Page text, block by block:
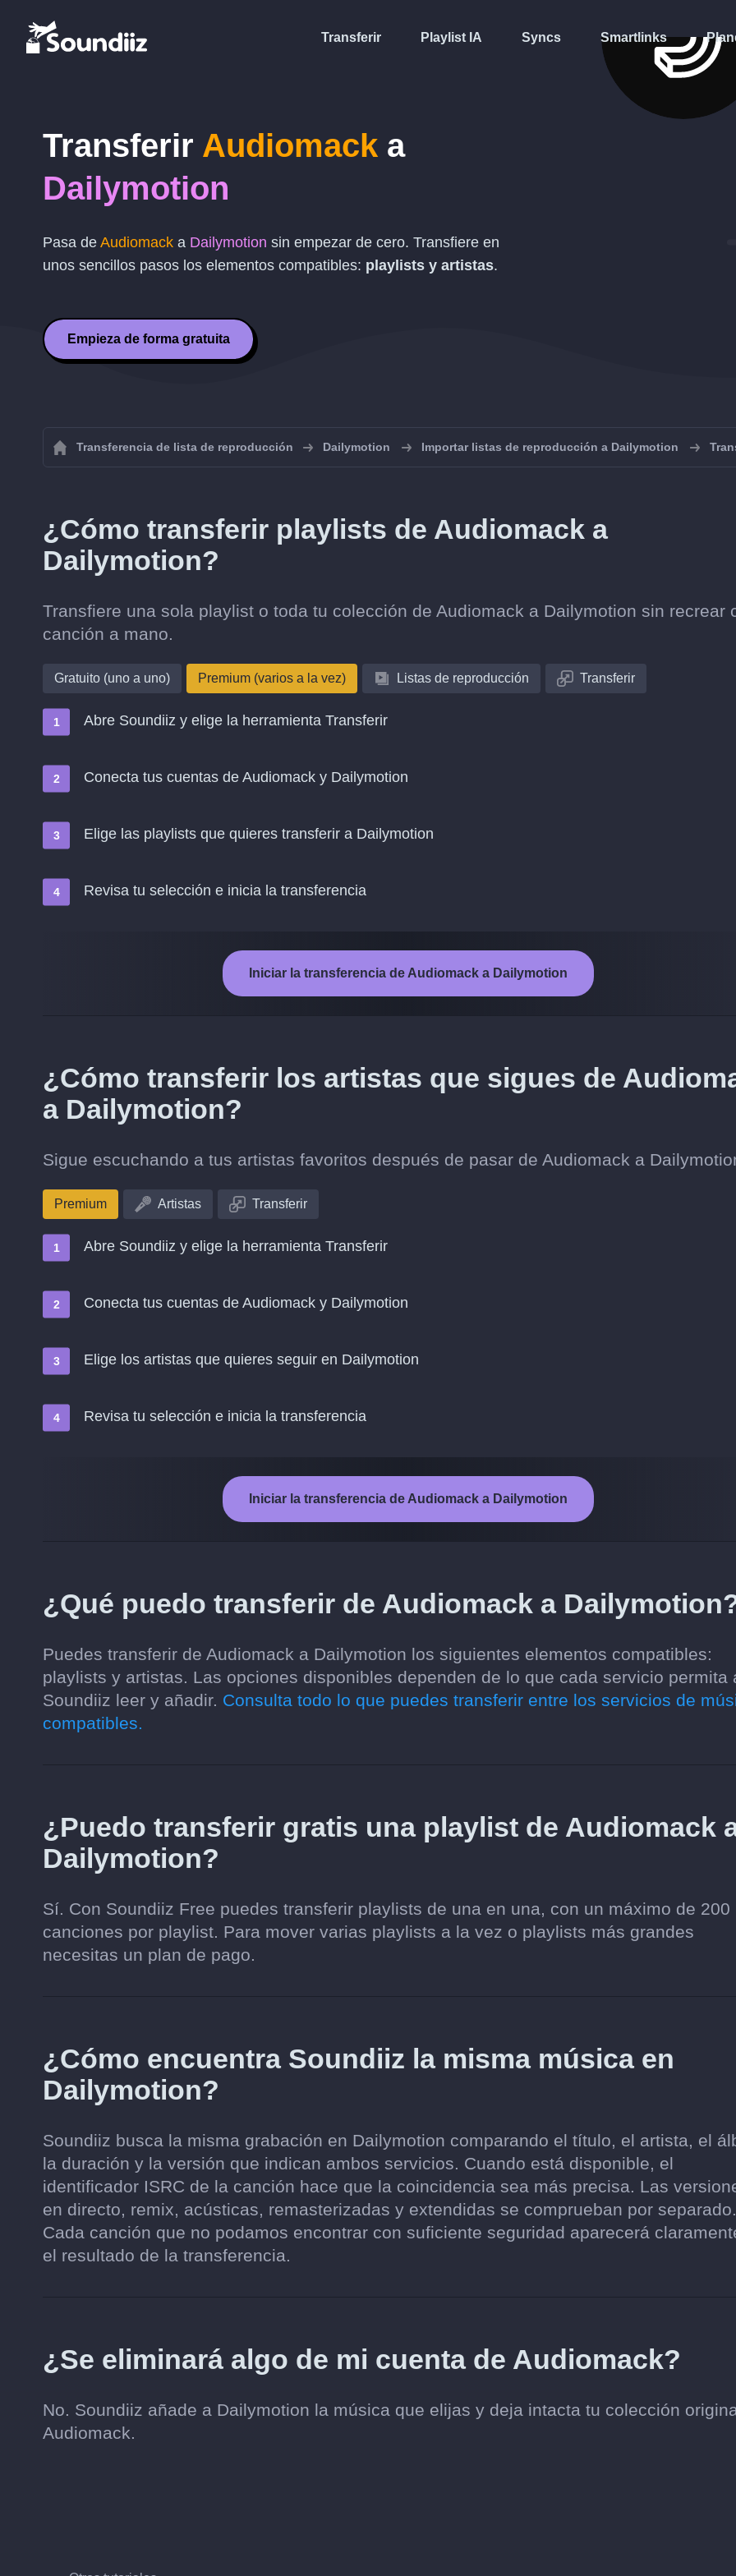
Transferir Playlist IA Syncs Smartlinks
Transferir Audiomack a
Dailymotion
Pasa de Audiomack a Dailymotion sin empezar de cero. Transfiere en
unos sencillos pasos los elementos compatibles: playlists y artistas.
Empieza de forma gratuita
Transferencia de lista de reproducción Dailymotion Importar listas de reproducción a Dailymotion
¿Cómo transferir playlists de Audiomack a
Dailymotion?
Transfiere una sola playlist o toda tu colección de Audiomack a Dailymotion sin recrear
canción a mano.
Gratuito (uno a uno) Premium (varios a la vez) Listas de reproducción Transferir
Abre Soundiiz y elige la herramienta Transferir
Conecta tus cuentas de Audiomack y Dailymotion
Elige las playlists que quieres transferir a Dailymotion
Revisa tu selección e inicia la transferencia
Iniciar la transferencia de Audiomack a Dailymotion
¿Cómo transferir los artistas que sigues de
a Dailymotion?
Sigue escuchando a tus artistas favoritos después de pasar de Audiomack a
Premium Artistas Transferir
Abre Soundiiz y elige la herramienta Transferir
Conecta tus cuentas de Audiomack y Dailymotion
Elige los artistas que quieres seguir en Dailymotion
Revisa tu selección e inicia la transferencia
Iniciar la transferencia de Audiomack a Dailymotion
¿Qué puedo transferir de Audiomack a
Puedes transferir de Audiomack a Dailymotion los siguientes elementos compatibles:
playlists y artistas. Las opciones disponibles dependen de lo que cada servicio permita
Soundiiz leer y añadir. Consulta todo lo que puedes transferir entre los servicios de
compatibles.
¿Puedo transferir gratis una playlist de Audiomack
Dailymotion?
Sí. Con Soundiiz Free puedes transferir playlists de una en una, con un máximo de 200
canciones por playlist. Para mover varias playlists a la vez o playlists más grandes
necesitas un plan de pago.
¿Cómo encuentra Soundiiz la misma música en
Dailymotion?
Soundiiz busca la misma grabación en Dailymotion comparando el título, el artista, el
la duración y la versión que indican ambos servicios. Cuando está disponible, el
identificador ISRC de la canción hace que la coincidencia sea más precisa. Las
en directo, remix, acústicas, remasterizadas y extendidas se comprueban por separado.
Cada canción que no podamos encontrar con suficiente seguridad aparecerá
el resultado de la transferencia.
¿Se eliminará algo de mi cuenta de Audiomack?
No. Soundiiz añade a Dailymotion la música que elijas y deja intacta tu colección
Audiomack.